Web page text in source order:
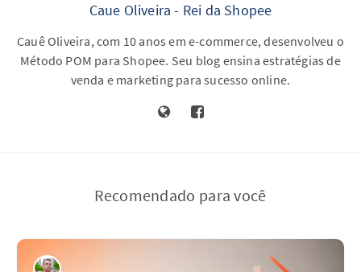
Caue Oliveira - Rei da Shopee
Cauê Oliveira, com 10 anos em e-commerce, desenvolveu o
Método POM para Shopee. Seu blog ensina estratégias de
venda e marketing para sucesso online.
Recomendado para você